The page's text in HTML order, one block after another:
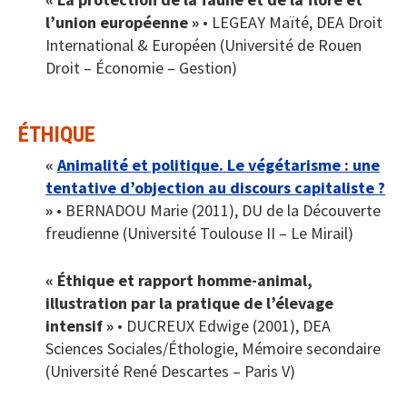
l’union européenne » • LEGEAY Maïté, DEA Droit
International & Européen (Université de Rouen
Droit – Économie – Gestion)
ÉTHIQUE
« Animalité et politique. Le végétarisme : une
tentative d’objection au discours capitaliste ?
» • BERNADOU Marie (2011), DU de la Découverte
freudienne (Université Toulouse II – Le Mirail)
« Éthique et rapport homme-animal,
illustration par la pratique de l’élevage
intensif » • DUCREUX Edwige (2001), DEA
Sciences Sociales/Éthologie, Mémoire secondaire
(Université René Descartes – Paris V)